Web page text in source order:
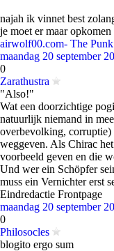
najah ik vinnet best
je moet er maar
airwolf00.com- The
maandag 20 september
0
Zarathustra
"Also!"
Wat een doorzichtige
natuurlijk niemand in
overbevolking, corruptie)
weggeven. Als Chirac
voorbeeld geven en die
Und wer ein Schöpfer
muss ein Vernichter erst
Eindredactie Frontpage
maandag 20 september
0
Philosocles
blogito ergo sum